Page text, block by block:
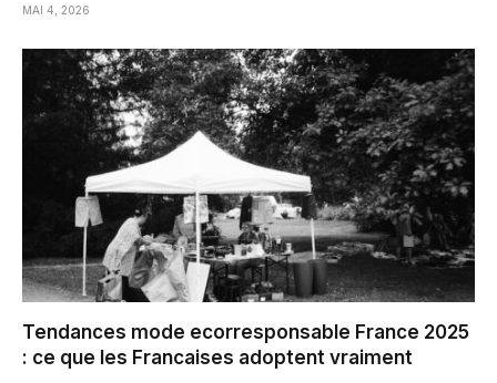
MAI 4, 2026
Tendances mode ecorresponsable France 2025
: ce que les Francaises adoptent vraiment